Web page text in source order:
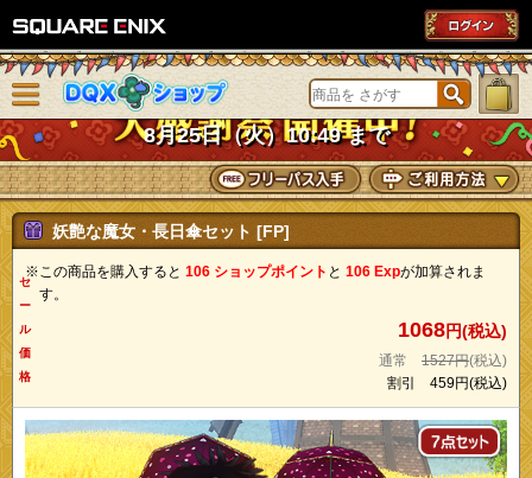
DQXショップ
8月25日（火）10:49 まで
ニューを閉じる
妖艶な魔女・長日傘セット [FP]
※この商品を購入すると 106 ショップポイント と 106 Expが加算されま
す。
セ
ー
ル
価
格
1068円(税込)
通常 1527円(税込)
割引 459円(税込)